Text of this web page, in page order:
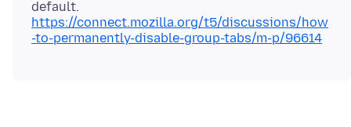
https://connect.mozilla.org/t5/discussions/how
-to-permanently-disable-group-tabs/m-p/96614